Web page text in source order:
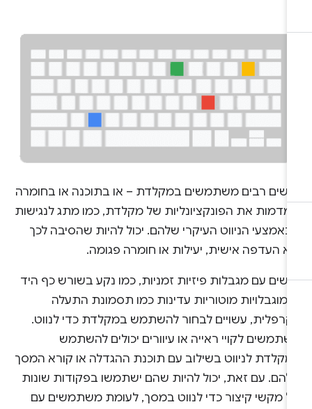
רבים משתמשים במקלדת – או בתוכנה או בחומרה
את הפונקציונליות של מקלדת, כמו מתג לנגישות
כאמצעי הניווט העיקרי שלהם. יכול להיות שהסיבה לכך
העדפה אישית, יעילות או חומרה פגומה.
עם מגבלות פיזיות זמניות, כמו נקע בשורש כף היד
מוגבלויות מוטוריות עדינות כמו תסמונת התעלה
עשויים לבחור להשתמש במקלדת כדי לנווט.
לקויי ראייה או עיוורים יכולים להשתמש
לניווט בשילוב עם תוכנת ההגדלה או קורא המסך
עם זאת, יכול להיות שהם ישתמשו בפקודות שונות
מקשי קיצור כדי לנווט במסך, לעומת משתמשים עם